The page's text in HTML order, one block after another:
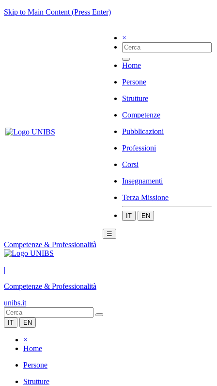
Skip to Main Content (Press Enter)
×
Home
Persone
Strutture
Competenze
Pubblicazioni
Professioni
Corsi
Insegnamenti
Terza Missione
IT EN
☰
Competenze & Professionalità
|
Competenze & Professionalità
unibs.it
IT EN
×
Home
Persone
Strutture